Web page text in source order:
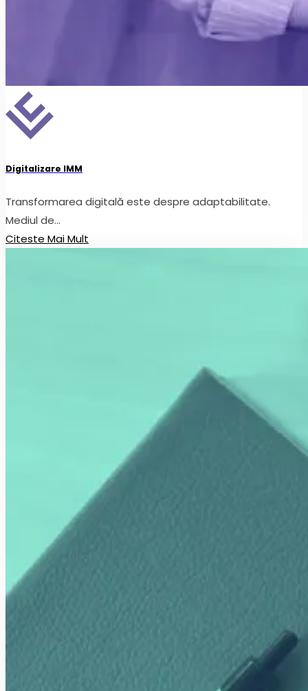
Digitalizare IMM
Transformarea digitală este despre adaptabilitate.
Mediul de...
Citeste Mai Mult